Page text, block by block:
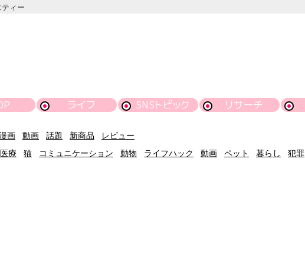
ィー
ライフ SNSトピック リサーチ
画 動画 話題 新商品
レビュー
医療 猫 コミュニケーション 動物 ライフハック 動画 ペット 暮らし 犯罪